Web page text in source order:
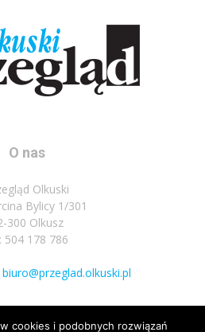
O nas
Olkuski
Bylicy 1/301
300 Olkusz
504 178 786
biuro@przeglad.olkuski.pl
cookies i podobnych rozwiązań